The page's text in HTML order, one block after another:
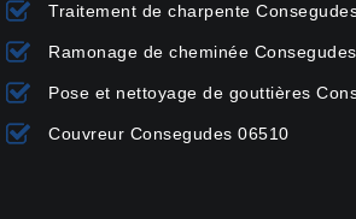
Traitement de charpente
Ramonage de cheminée
Pose et nettoyage de gouttières
Couvreur Consegudes 06510